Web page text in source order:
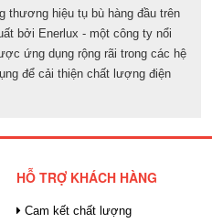
thương hiệu tụ bù hàng đầu trên
bởi Enerlux - một công ty nổi
ứng dụng rộng rãi trong các hệ
để cải thiện chất lượng điện
HỖ TRỢ KHÁCH HÀNG
Cam kết chất lượng